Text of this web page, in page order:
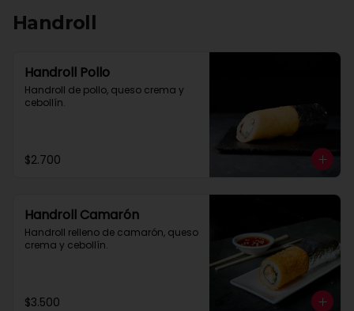
envoltura
Salmon,camaron y pulpo se
26241343
Handroll
Handroll Pollo
Handroll de pollo, queso crema y
cebollín.
$2.700
Handroll Camarón
Handroll relleno de camarón, queso
crema y cebollín.
$3.500